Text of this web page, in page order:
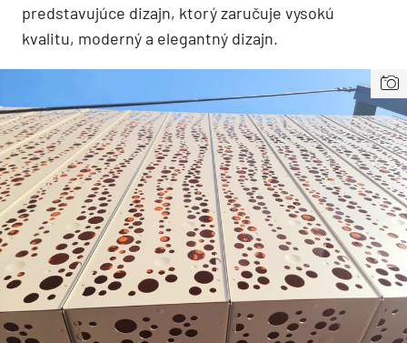
predstavujúce dizajn, ktorý zaručuje vysokú
kvalitu, moderný a elegantný dizajn.